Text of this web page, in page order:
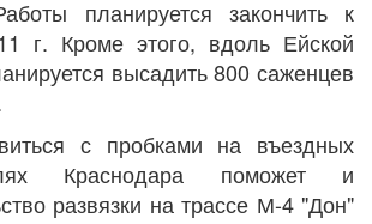
планируется закончить к
г. Кроме этого, вдоль Ейской
высадить 800 саженцев
с пробками на въездных
Краснодара поможет и
развязки на трассе М-4 "Дон"